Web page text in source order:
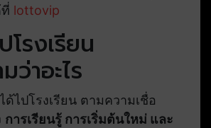
lottovip
โรงเรียน
ว่าอะไร
ไปโรงเรียน ตามความเชื่อ
การเรียนรู้ การเริ่มต้นใหม่ และ